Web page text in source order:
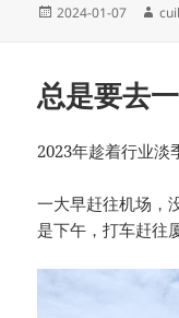
发
2024-01-07
作
总是要去
2023年趁着行业淡
一大早赶往机场，
是下午，打车赶往